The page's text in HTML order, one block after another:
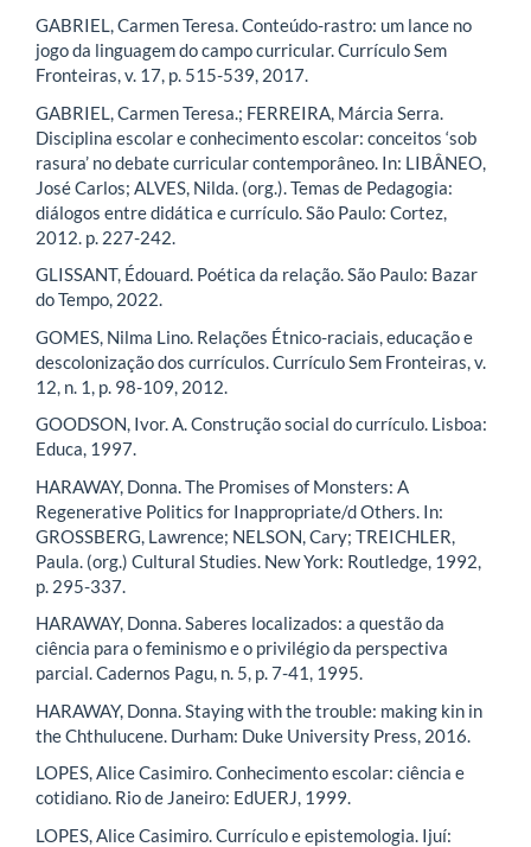
GABRIEL, Carmen Teresa. Conteúdo-rastro: um lance no
jogo da linguagem do campo curricular. Currículo Sem
Fronteiras, v. 17, p. 515-539, 2017.
GABRIEL, Carmen Teresa.; FERREIRA, Márcia Serra.
Disciplina escolar e conhecimento escolar: conceitos ‘sob
rasura’ no debate curricular contemporâneo. In: LIBÂNEO,
José Carlos; ALVES, Nilda. (org.). Temas de Pedagogia:
diálogos entre didática e currículo. São Paulo: Cortez,
2012. p. 227-242.
GLISSANT, Édouard. Poética da relação. São Paulo: Bazar
do Tempo, 2022.
GOMES, Nilma Lino. Relações Étnico-raciais, educação e
descolonização dos currículos. Currículo Sem Fronteiras, v.
12, n. 1, p. 98-109, 2012.
GOODSON, Ivor. A. Construção social do currículo. Lisboa:
Educa, 1997.
HARAWAY, Donna. The Promises of Monsters: A
Regenerative Politics for Inappropriate/d Others. In:
GROSSBERG, Lawrence; NELSON, Cary; TREICHLER,
Paula. (org.) Cultural Studies. New York: Routledge, 1992,
p. 295-337.
HARAWAY, Donna. Saberes localizados: a questão da
ciência para o feminismo e o privilégio da perspectiva
parcial. Cadernos Pagu, n. 5, p. 7-41, 1995.
HARAWAY, Donna. Staying with the trouble: making kin in
the Chthulucene. Durham: Duke University Press, 2016.
LOPES, Alice Casimiro. Conhecimento escolar: ciência e
cotidiano. Rio de Janeiro: EdUERJ, 1999.
LOPES, Alice Casimiro. Currículo e epistemologia. Ijuí: